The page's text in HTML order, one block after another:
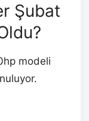
Şubat
modeli